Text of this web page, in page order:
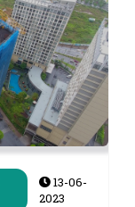
13-06-
2023